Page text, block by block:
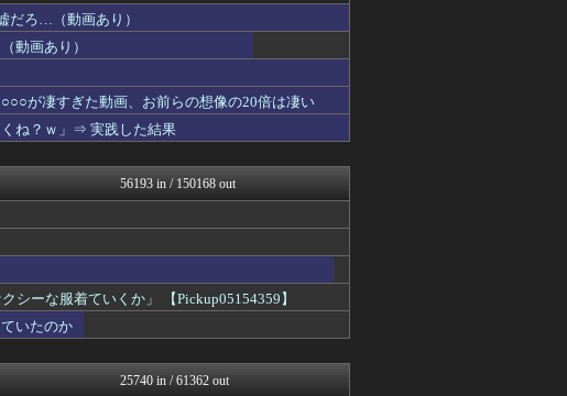
ｗ...
なんじぇいスタジアム＠なん...
あじあニュースちゃんねる
訳...
海外トークログ
不思議.net - 5ch...
2次元に捉われない
アニチャット
GUNDAM.LOG｜ガン...
知...
PCパーツまとめ
哲学ニュースnwk
り...
VTuberNews
ああ言えばForYou
明日は何を食べようか
だろ…（動画あり）
動画あり）
が凄すぎた動画、お前らの想像の20倍は凄い
くね？ｗ」⇒ 実践した結果
56193 in / 150168 out
シーな服着ていくか」 【Pickup05154359】
いたのか
25740 in / 61362 out